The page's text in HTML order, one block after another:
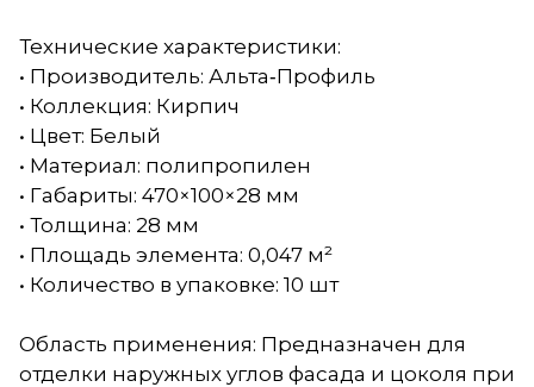
Технические характеристики:
• Производитель: Альта‑Профиль
• Коллекция: Кирпич
• Цвет: Белый
• Материал: полипропилен
• Габариты: 470×100×28 мм
• Толщина: 28 мм
• Площадь элемента: 0,047 м²
• Количество в упаковке: 10 шт
Область применения: Предназначен для
отделки наружных углов фасада и цоколя при